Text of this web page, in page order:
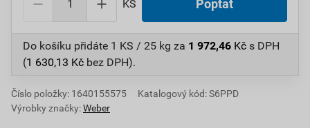
KS Poptat
Do košíku přidáte 1 KS / 25 kg za 1 972,46 Kč s DPH
(1 630,13 Kč bez DPH).
Číslo položky: 1640155575
Katalogový kód: S6PPD
Výrobky značky:Weber